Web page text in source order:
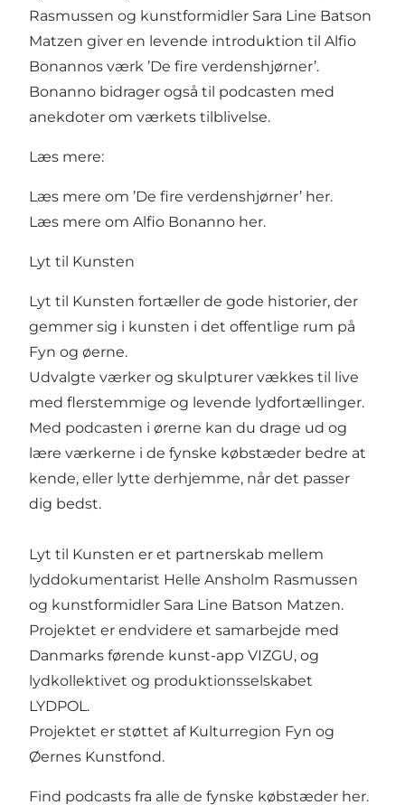
Rasmussen og kunstformidler Sara Line Batson
Matzen giver en levende introduktion til Alfio
Bonannos værk ’De fire verdenshjørner’.
Bonanno bidrager også til podcasten med
anekdoter om værkets tilblivelse.
Læs mere:
Læs mere om ’De fire verdenshjørner’ her.
Læs mere om Alfio Bonanno her.
Lyt til Kunsten
Lyt til Kunsten fortæller de gode historier, der
gemmer sig i kunsten i det offentlige rum på
Fyn og øerne.
Udvalgte værker og skulpturer vækkes til live
med flerstemmige og levende lydfortællinger.
Med podcasten i ørerne kan du drage ud og
lære værkerne i de fynske købstæder bedre at
kende, eller lytte derhjemme, når det passer
dig bedst.
Lyt til Kunsten er et partnerskab mellem
lyddokumentarist Helle Ansholm Rasmussen
og kunstformidler Sara Line Batson Matzen.
Projektet er endvidere et samarbejde med
Danmarks førende kunst-app VIZGU, og
lydkollektivet og produktionsselskabet
LYDPOL.
Projektet er støttet af Kulturregion Fyn og
Øernes Kunstfond.
Find podcasts fra alle de fynske købstæder her.